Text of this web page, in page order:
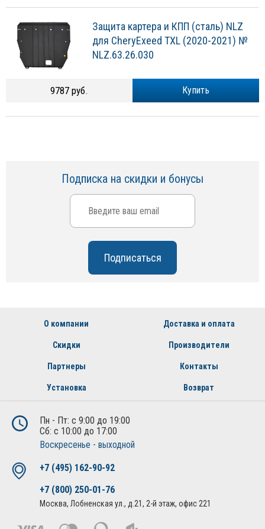
Защита картера и КПП (сталь) NLZ
для CheryExeed TXL (2020-2021) №
NLZ.63.26.030
Купить
9787 руб.
Подписка на скидки и бонусы
О компании Доставка и оплата
Скидки Производители
Партнеры Контакты
Установка Возврат
Пн - Пт: с 9:00 до 19:00
Сб: с 10:00 до 17:00
Воскресенье - выходной
+7 (495) 162-90-92
+7 (800) 250-01-76
Москва, Лобненская ул., д.21, 2-й этаж, офис 221